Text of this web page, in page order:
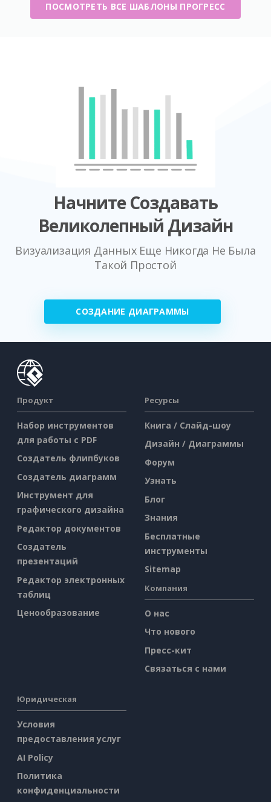
ПОСМОТРЕТЬ ВСЕ ШАБЛОНЫ ПРОГРЕСС
Начните Создавать
Великолепный Дизайн
Визуализация Данных Еще Никогда Не Была
Такой Простой
СОЗДАНИЕ ДИАГРАММЫ
Продукт
Набор инструментов
для работы с PDF
Создатель флипбуков
Создатель диаграмм
Инструмент для
графического дизайна
Редактор документов
Создатель
презентаций
Редактор электронных
таблиц
Ценообразование
Ресурсы
Книга / Слайд-шоу
Дизайн / Диаграммы
Форум
Узнать
Блог
Знания
Бесплатные
инструменты
Sitemap
Компания
О нас
Что нового
Пресс-кит
Связаться с нами
Юридическая
Условия
предоставления услуг
AI Policy
Политика
конфиденциальности